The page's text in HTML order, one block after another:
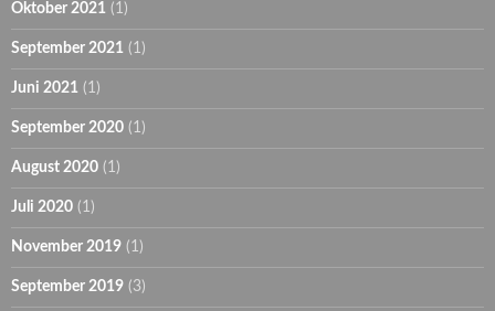
Oktober 2021 (1)
September 2021 (1)
Juni 2021 (1)
September 2020 (1)
August 2020 (1)
Juli 2020 (1)
November 2019 (1)
September 2019 (3)